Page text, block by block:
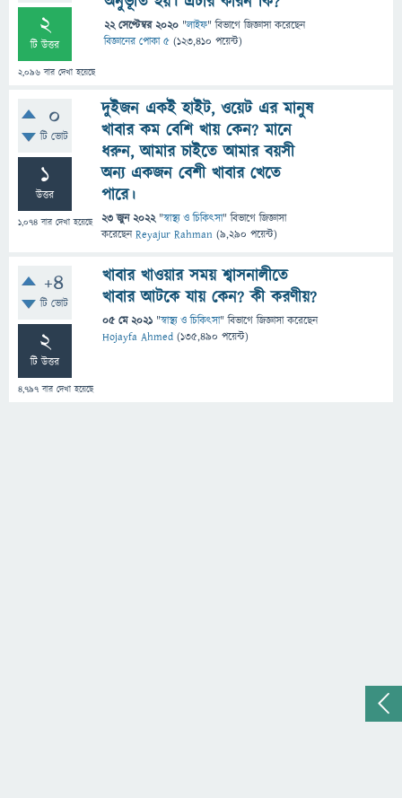
2
টি উত্তর
2,096 বার দেখা হয়েছে
22 সেপ্টেম্বর 2020 "লাইফ" বিভাগে জিজ্ঞাসাকরেছেন
বিজ্ঞানের পোকা ৫ (123,410 পয়েন্ট)
0
টি ভোট
1
উত্তর
1,074 বার দেখা হয়েছে
দুইজন একই হাইট, ওয়েট এর মানুষ
খাবার কম বেশি খায় কেন? মানে
ধরুন, আমার চাইতে আমার বয়সী
অন্য একজন বেশী খাবার খেতে
পারে।
23 জুন 2022 "স্বাস্থ্য ও চিকিৎসা" বিভাগে জিজ্ঞাসা
করেছেনReyajur Rahman (9,290 পয়েন্ট)
+4
টি ভোট
2
টি উত্তর
4,797 বার দেখা হয়েছে
খাবার খাওয়ার সময় শ্বাসনালীতে
খাবার আটকে যায় কেন? কী করণীয়?
05 মে 2021 "স্বাস্থ্য ও চিকিৎসা" বিভাগে জিজ্ঞাসাকরেছেন
Hojayfa Ahmed (135,490 পয়েন্ট)